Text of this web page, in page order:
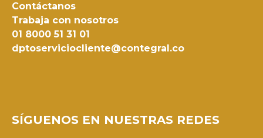
Contáctanos
Trabaja con nosotros
01 8000 51 31 01
dptoserviciocliente@contegral.co
SÍGUENOS EN NUESTRAS REDES